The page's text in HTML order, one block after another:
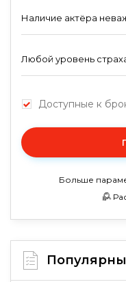
Наличие актёра
Любой уровень
Доступные к
Больше